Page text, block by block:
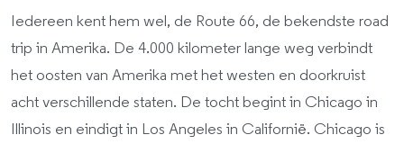
Iedereen kent hem wel, de Route 66, de bekendste road
trip in Amerika. De 4.000 kilometer lange weg verbindt
het oosten van Amerika met het westen en doorkruist
acht verschillende staten. De tocht begint in Chicago in
Illinois en eindigt in Los Angeles in Californië. Chicago is